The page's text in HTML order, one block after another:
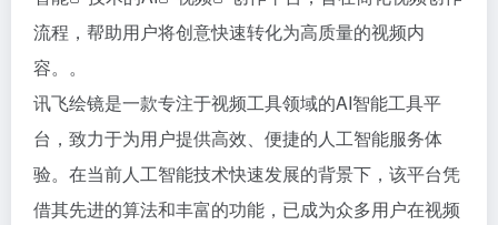
流程，帮助用户将创意快速转化为高质量的视频内
容。。
讯飞绘镜是一款专注于视频工具领域的AI智能工具平
台，致力于为用户提供高效、便捷的人工智能服务体
验。在当前人工智能技术快速发展的背景下，该平台凭
借其先进的算法和丰富的功能，已成为众多用户在视频